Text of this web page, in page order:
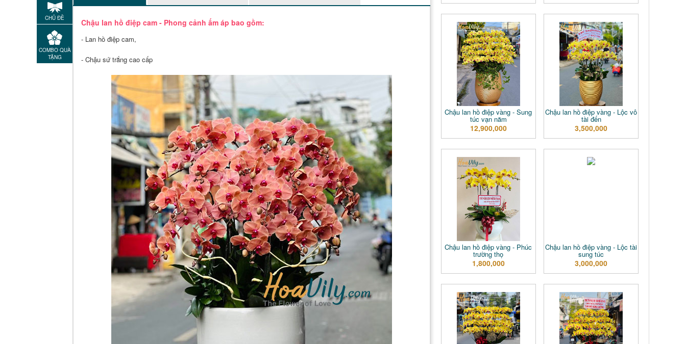
CHỦ ĐỀ
COMBO QUÀ
TẶNG
Chậu lan hồ điệp cam - Phong cảnh ấm áp bao gồm:
- Lan hồ điệp cam,
- Chậu sứ trắng cao cấp
Chậu lan hồ điệp vàng - Sung
túc vạn năm
12,900,000
Chậu lan hồ điệp vàng - Lộc vô
tài đến
3,500,000
Chậu lan hồ điệp vàng - Phúc
trường thọ
1,800,000
Chậu lan hồ điệp vàng - Lộc tài
sung túc
3,000,000